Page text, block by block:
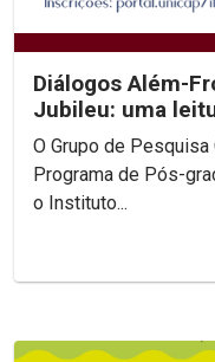
Diálogos Além-
Jubileu: uma
O Grupo de
Programa de Pós-
o Instituto...